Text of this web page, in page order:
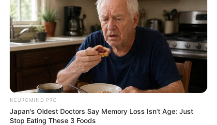
NEUROMIND PRO
Japan's Oldest Doctors Say Memory Loss Isn't Age: Just
Stop Eating These 3 Foods